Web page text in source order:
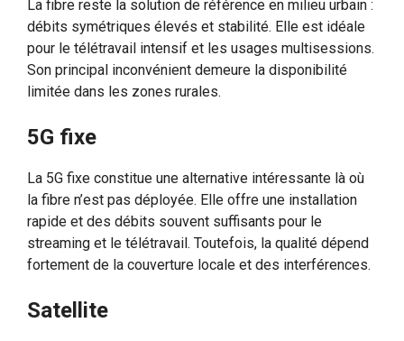
La fibre reste la solution de référence en milieu urbain :
débits symétriques élevés et stabilité. Elle est idéale
pour le télétravail intensif et les usages multisessions.
Son principal inconvénient demeure la disponibilité
limitée dans les zones rurales.
5G fixe
La 5G fixe constitue une alternative intéressante là où
la fibre n’est pas déployée. Elle offre une installation
rapide et des débits souvent suffisants pour le
streaming et le télétravail. Toutefois, la qualité dépend
fortement de la couverture locale et des interférences.
Satellite